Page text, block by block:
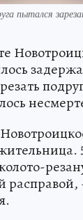
пытался